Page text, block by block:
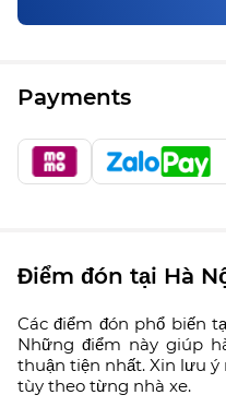
Payments
Điểm đón tại Hà
Các điểm đón phổ biến
Những điểm này giúp
thuận tiện nhất. Xin lưu ý
tùy theo từng nhà xe.